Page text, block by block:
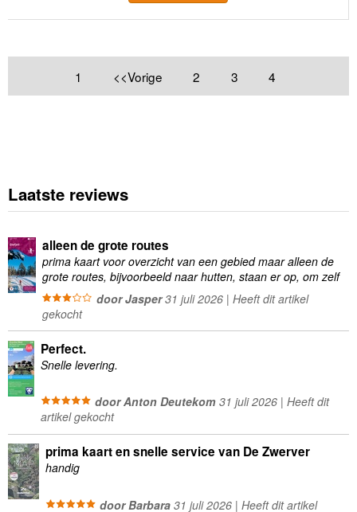
1 <<Vorige 2 3 4
Laatste reviews
alleen de grote routes
prima kaart voor overzicht van een gebied maar alleen de
grote routes, bijvoorbeeld naar hutten, staan er op, om zelf
wandelingen te plannen minder geschikt
door Jasper31 juli 2026 | Heeft dit artikel
gekocht
Perfect.
Snelle levering.
door Anton Deutekom31 juli 2026 | Heeft dit
artikel gekocht
prima kaart en snelle service van De Zwerver
handig
door Barbara31 juli 2026 | Heeft dit artikel